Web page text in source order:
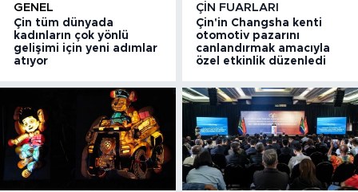
GENEL
Çin tüm dünyada
kadınların çok yönlü
gelişimi için yeni adımlar
atıyor
ÇIN FUARLARI
Çin'in Changsha kenti
otomotiv pazarını
canlandırmak amacıyla
özel etkinlik düzenledi